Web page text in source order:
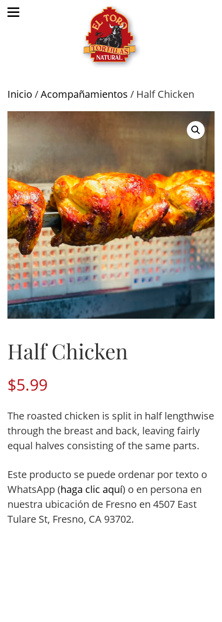
Inicio /Acompañamientos / Half Chicken
Half Chicken
$5.99
The roasted chicken is split in half lengthwise
through the breast and back, leaving fairly
equal halves consisting of the same parts.
Este producto se puede ordenar por texto o
WhatsApp (haga clic aquí) o en persona en
nuestra ubicación de Fresno en 4507 East
Tulare St, Fresno, CA 93702.